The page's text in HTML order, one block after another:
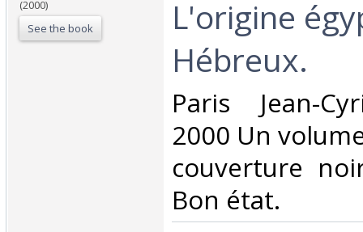
(2000)
See the book
L'origine
Hébreux. ‎
‎Paris Jean-
2000 Un
couverture
Bon état. ‎